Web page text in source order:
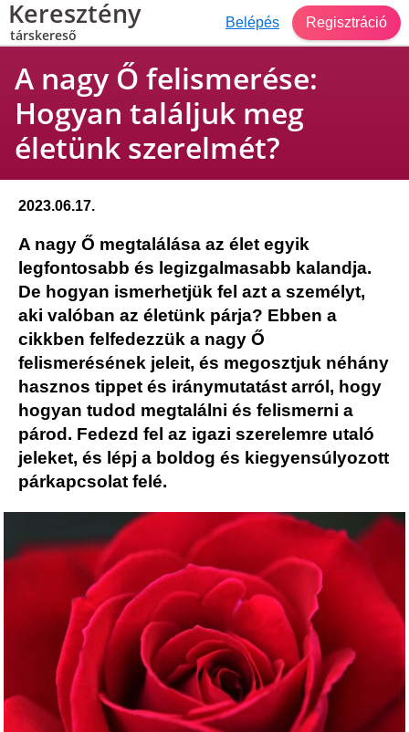
Keresztény
társkereső
Belépés Regisztráció
A nagy Ő felismerése:
Hogyan találjuk meg
életünk szerelmét?
2023.06.17.
A nagy Ő megtalálása az élet egyik
legfontosabb és legizgalmasabb kalandja.
De hogyan ismerhetjük fel azt a személyt,
aki valóban az életünk párja? Ebben a
cikkben felfedezzük a nagy Ő
felismerésének jeleit, és megosztjuk néhány
hasznos tippet és iránymutatást arról, hogy
hogyan tudod megtalálni és felismerni a
párod. Fedezd fel az igazi szerelemre utaló
jeleket, és lépj a boldog és kiegyensúlyozott
párkapcsolat felé.